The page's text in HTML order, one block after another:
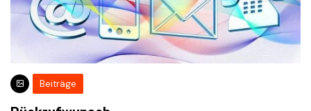
Beiträge